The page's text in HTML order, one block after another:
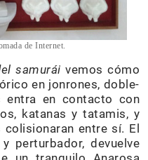
de Internet.
samurái vemos cómo
en jonrones, doble-
entra en contacto con
katanas y tatamis, y
entre sí. El
perturbador, devuelve